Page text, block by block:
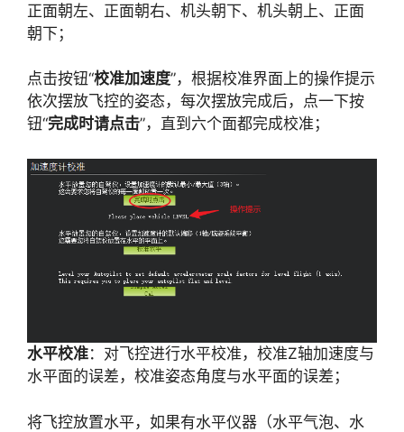
正面朝左、正面朝右、机头朝下、机头朝上、正面
朝下；
点击按钮“校准加速度”，根据校准界面上的操作提示
依次摆放飞控的姿态，每次摆放完成后，点一下按
钮“完成时请点击”，直到六个面都完成校准；
水平校准：对飞控进行水平校准，校准Z轴加速度与
水平面的误差，校准姿态角度与水平面的误差；
将飞控放置水平，如果有水平仪器（水平气泡、水